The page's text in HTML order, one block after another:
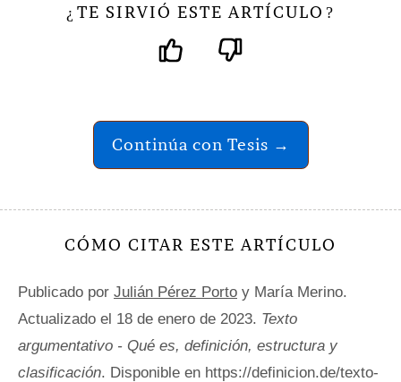
¿ TE SIRVIÓ ESTE ARTÍCULO ?
Continúa con Tesis →
CÓMO CITAR ESTE ARTÍCULO
Publicado por Julián Pérez Porto y María Merino.
Actualizado el 18 de enero de 2023. Texto
argumentativo - Qué es, definición, estructura y
clasificación. Disponible en https://definicion.de/texto-